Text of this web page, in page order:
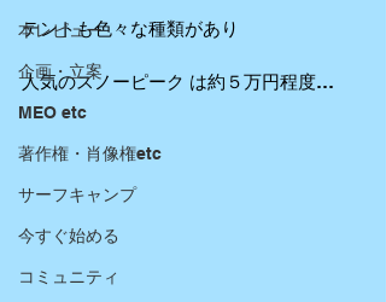
本レビュー
企画・立案
MEO etc
著作権・肖像権etc
サーフキャンプ
今すぐ始める
コミュニティ
テントも色々な種類があり
人気のスノーピーク は約５万円程度…